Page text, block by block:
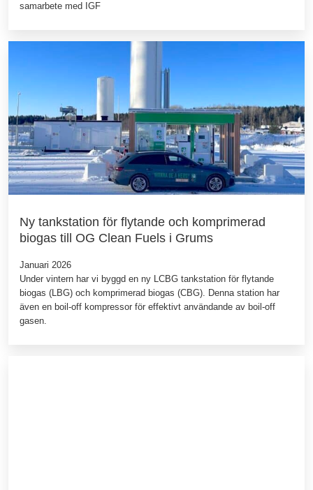
samarbete med IGF
Ny tankstation för flytande och komprimerad
biogas till OG Clean Fuels i Grums
Januari 2026
Under vintern har vi byggd en ny LCBG tankstation för flytande
biogas (LBG) och komprimerad biogas (CBG). Denna station har
även en boil-off kompressor för effektivt användande av boil-off
gasen.